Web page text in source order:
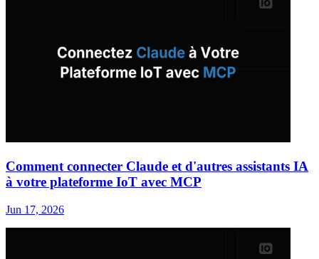
Comment connecter Claude et d'autres assistants IA
à votre plateforme IoT avec MCP
Jun 17, 2026